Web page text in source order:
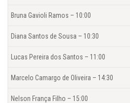
Bruna Gavioli Ramos – 10:00
Diana Santos de Sousa – 10:30
Lucas Pereira dos Santos – 11:00
Marcelo Camargo de Oliveira – 14:30
Nelson França Filho – 15:00